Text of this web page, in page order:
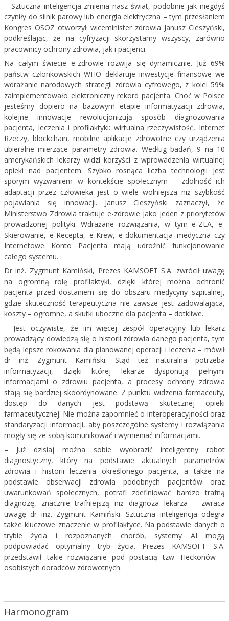
– Sztuczna inteligencja zmienia nasz świat, podobnie jak niegdyś
czyniły do silnik parowy lub energia elektryczna – tym przesłaniem
Kongres OSOZ otworzył wiceminister zdrowia Janusz Cieszyński,
podkreślając, że na cyfryzacji skorzystamy wszyscy, zarówno
pracownicy ochrony zdrowia, jak i pacjenci.
Na całym świecie e-zdrowie rozwija się dynamicznie. Już 69%
państw członkowskich WHO deklaruje inwestycje finansowe we
wdrażanie narodowych strategii zdrowia cyfrowego, z kolei 59%
zaimplementowało elektroniczny rekord pacjenta. Choć w Polsce
jesteśmy dopiero na bazowym etapie informatyzacji zdrowia,
kolejne innowacje rewolucjonizują sposób diagnozowania
pacjenta, leczenia i profilaktyki: wirtualna rzeczywistość, Internet
Rzeczy, blockchain, mobilne aplikacje zdrowotne czy urządzenia
ubieralne mierzące parametry zdrowia. Według badań, 9 na 10
amerykańskich lekarzy widzi korzyści z wprowadzenia wirtualnej
opieki nad pacjentem. Szybko rosnąca liczba technologii jest
sporym wyzwaniem w kontekście społecznym – zdolność ich
adaptacji przez człowieka jest o wiele wolniejsza niż szybkość
pojawiania się innowacji. Janusz Cieszyński zaznaczył, że
Ministerstwo Zdrowia traktuje e-zdrowie jako jeden z priorytetów
prowadzonej polityki. Wdrażane rozwiązania, w tym e-ZLA, e-
Skierowanie, e-Recepta, e-Krew, e-dokumentacja medyczna czy
Internetowe Konto Pacjenta mają udrożnić funkcjonowanie
całego systemu.
Dr inż. Zygmunt Kamiński, Prezes KAMSOFT S.A. zwrócił uwagę
na ogromną rolę profilaktyki, dzięki której można ochronić
pacjenta przed dostaniem się do obszaru medycyny szpitalnej,
gdzie skuteczność terapeutyczna nie zawsze jest zadowalająca,
koszty – ogromne, a skutki uboczne dla pacjenta – dotkliwe.
– Jest oczywiste, że im więcej zespół operacyjny lub lekarz
prowadzący dowiedzą się o historii zdrowia danego pacjenta, tym
będą lepsze rokowania dla planowanej operacji i leczenia – mówił
dr inż. Zygmunt Kamiński. Stąd też naturalna potrzeba
informatyzacji, dzięki której lekarze dysponują pełnymi
informacjami o zdrowiu pacjenta, a procesy ochrony zdrowia
stają się bardziej skoordynowane. Z punktu widzenia farmaceuty,
dostęp do danych jest podstawą skutecznej opieki
farmaceutycznej. Nie można zapomnieć o interoperacyjności oraz
standaryzacji informacji, aby poszczególne systemy i rozwiązania
mogły się ze sobą komunikować i wymieniać informacjami.
– Już dzisiaj można sobie wyobrazić inteligentny robot
diagnostyczny, który na podstawie aktualnych parametrów
zdrowia i historii leczenia określonego pacjenta, a także na
podstawie obserwacji zdrowia podobnych pacjentów oraz
uwarunkowań społecznych, potrafi zdefiniować bardzo trafną
diagnozę, znacznie trafniejszą niż diagnoza lekarza – zwraca
uwagę dr inż. Zygmunt Kamiński. Sztuczna inteligencja odegra
także kluczowe znaczenie w profilaktyce. Na podstawie danych o
trybie życia i rozpoznanych chorób, systemy AI mogą
podpowiadać optymalny tryb życia. Prezes KAMSOFT S.A.
przedstawił takie rozwiązanie pod postacią tzw. Heckonów –
osobistych doradców zdrowotnych.
Harmonogram